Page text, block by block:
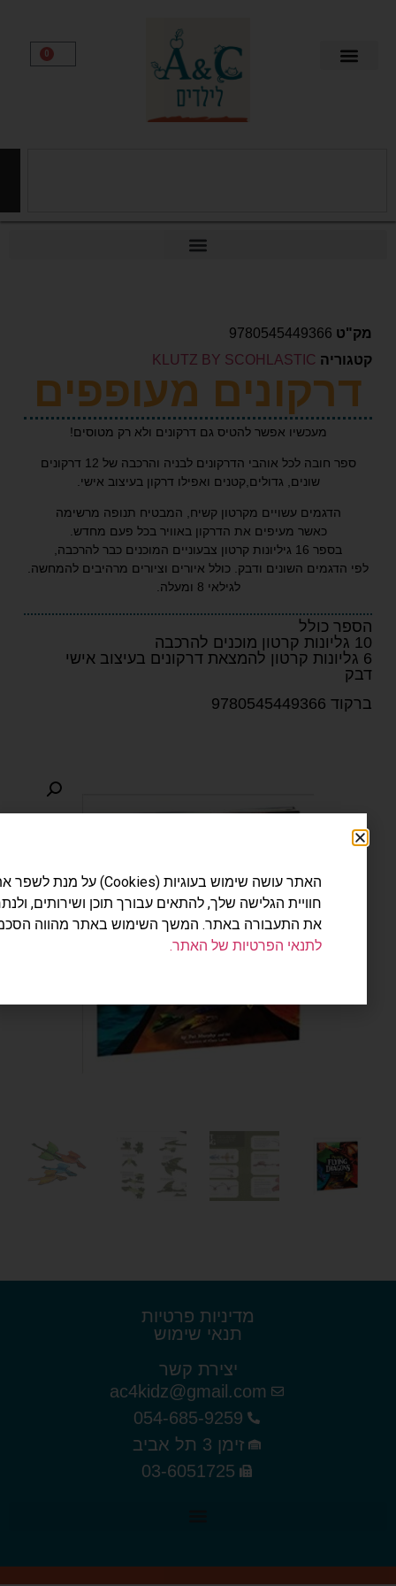
9780545449366
KLUTZ BY SCOHLASTIC
מעופפים
מעכשיו אפשר להטיס גם דרקונים ולא רק מטוסים!
לכל אוהבי הדרקונים לבניה והרכבה של 12 דרקונים
שונים, גדולים,קטנים ואפילו דרקון בעיצוב אישי.
עשויים מקרטון קשיח, המבטיח תנופה מרשימה
כאשר מעיפים את הדרקון באוויר בכל פעם מחדש.
השונים ודבק. כולל איורים וציורים מרהיבים להמחשה.
כולל
מדיניות פרטיות
תנאי שימוש
יצירת קשר
ac4kidz@gmail.com
054-685-9259
03-6051725
האתר עושה שימוש בעוגיות (Cookies) על מנת לשפר את
חוויית הגלישה שלך, להתאים עבורך תוכן ושירותים, ולנתח
את התעבורה באתר. המשך השימוש באתר מהווה הסכמה
לתנאי הפרטיות של האתר.